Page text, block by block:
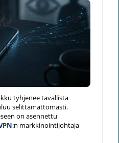
tyhjenee tavallista
selittämättömästi.
on asennettu
:n markkinointijohtaja